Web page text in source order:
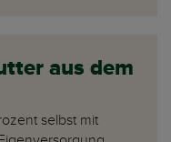
aus dem
selbst mit